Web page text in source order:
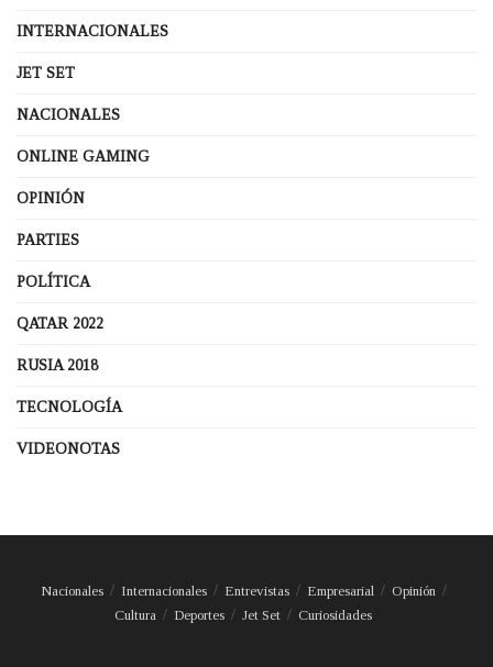
INTERNACIONALES
JET SET
NACIONALES
ONLINE GAMING
OPINIÓN
PARTIES
POLÍTICA
QATAR 2022
RUSIA 2018
TECNOLOGÍA
VIDEONOTAS
Nacionales Internacionales Entrevistas Empresarial
Opinión
Cultura
Deportes Jet Set Curiosidades